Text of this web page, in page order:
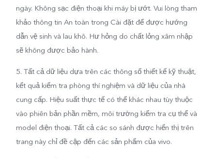
ngày. Không sạc điện thoại khi máy bị ướt. Vui lòng tham
khảo thông tin An toàn trong Cài đặt để được hướng
dẫn vệ sinh và lau khô. Hư hỏng do chất lỏng xâm nhập
sẽ không được bảo hành.
5. Tất cả dữ liệu dựa trên các thông số thiết kế kỹ thuật,
kết quả kiểm tra phòng thí nghiệm và dữ liệu của nhà
cung cấp. Hiệu suất thực tế có thể khác nhau tùy thuộc
vào phiên bản phần mềm, môi trường kiểm tra cụ thể và
model điện thoại. Tất cả các so sánh được hiển thị trên
trang này chỉ đề cập đến các sản phẩm của vivo.